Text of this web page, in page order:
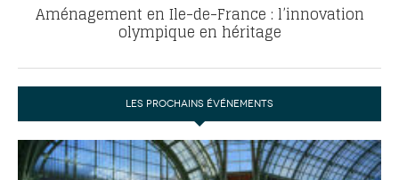
Aménagement en Ile-de-France : l’innovation
olympique en héritage
LES PROCHAINS ÉVÉNEMENTS